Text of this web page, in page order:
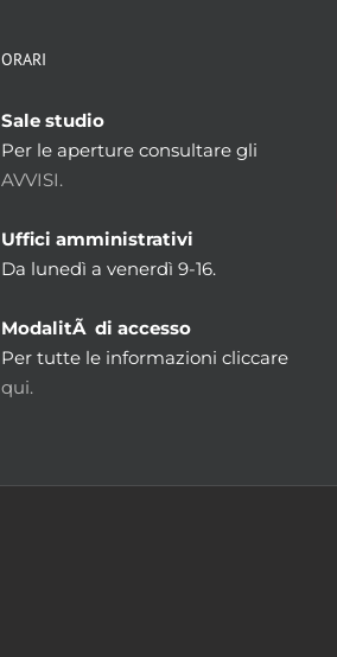
ORARI
Sale studio
Per le aperture consultare gli
AVVISI.
Uffici amministrativi
Da lunedì a venerdì 9-16.
ModalitÃ di accesso
Per tutte le informazioni cliccare
qui.